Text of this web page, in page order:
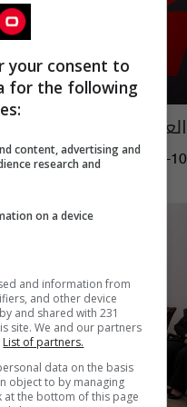
العراق يعطل الدوام
11:23 | 2023-12-10
your consent to
for the following
content, advertising and
research and
on a device
and information from
and other device
and shared with 231
site. We and our partners
List of partners.
data on the basis
object to by managing
the bottom of this page